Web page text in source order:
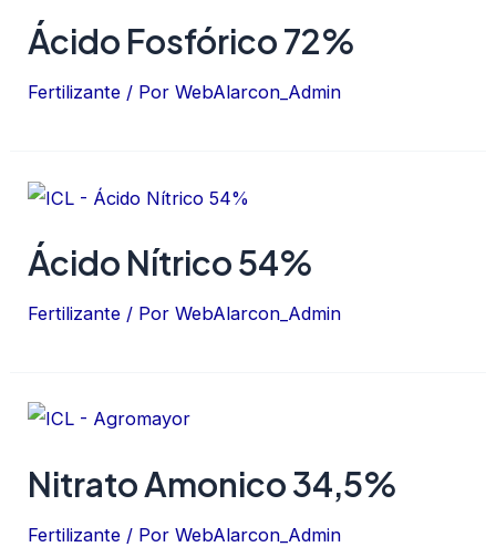
Ácido Fosfórico 72%
Fertilizante / PorWebAlarcon_Admin
Ácido Nítrico 54%
Fertilizante / PorWebAlarcon_Admin
Nitrato Amonico 34,5%
Fertilizante / PorWebAlarcon_Admin